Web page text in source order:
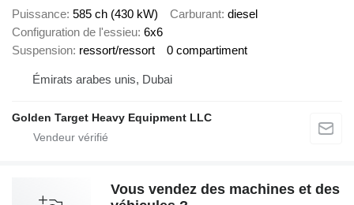
Puissance 585 ch (430 kW) Carburant diesel
Configuration de l'essieu 6x6
Suspension ressort/ressort 0 compartiment
Émirats arabes unis, Dubai
Golden Target Heavy Equipment LLC
Vous vendez des machines et des